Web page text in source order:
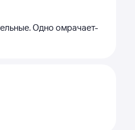
Одно омрачает-